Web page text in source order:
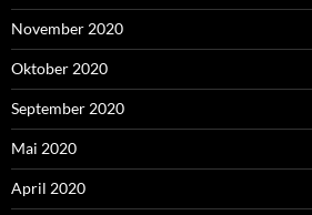
November 2020
Oktober 2020
September 2020
Mai 2020
April 2020